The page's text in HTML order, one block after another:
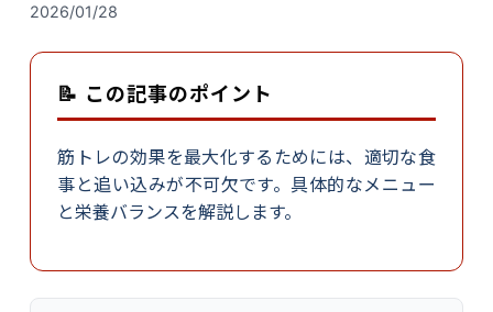
2026/01/28
📝 この記事のポイント
筋トレの効果を最大化するためには、適切な食
事と追い込みが不可欠です。具体的なメニュー
と栄養バランスを解説します。